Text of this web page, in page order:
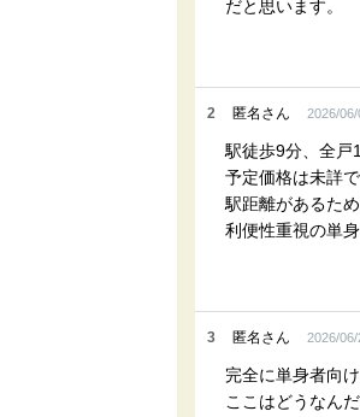
だと思います。
2 匿名さん 2026/
駅徒歩9分、全戸
予定価格は未詳
駅距離があるた
利便性重視の単
3 匿名さん 2026/
完全に単身者向
ここはどうなん